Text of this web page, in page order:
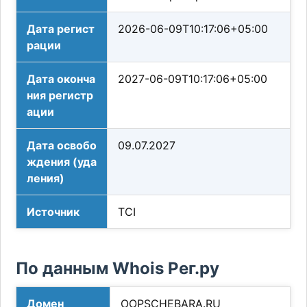
Дата регист
рации
2026-06-09T10:17:06+05:00
Дата оконча
ния регистр
ации
2027-06-09T10:17:06+05:00
Дата освобо
ждения (уда
ления)
09.07.2027
Источник TCI
По данным Whois Рег.ру
Домен OOPSCHEBARA.RU